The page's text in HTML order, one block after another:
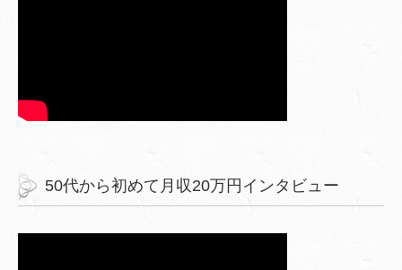
50代から初めて月収20万円インタビュー